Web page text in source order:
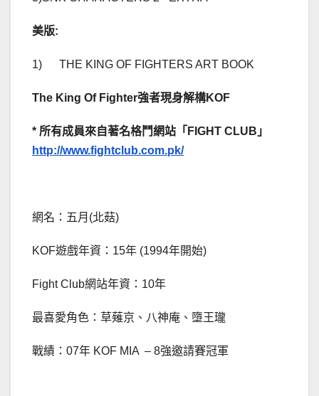
美版:
1) THE KING OF FIGHTERS ART BOOK
The King Of Fighter強者現身解構KOF
* 所有成員來自著名格鬥網站「 FIGHT CLUB 」
http://www.fightclub.com.pk/
網名：五月(北菇)
KOF遊戲年資：15年 (1994年開始)
Fight Club網站年資：10年
最喜愛角色：草薙京、八神庵、墮王瓏
戰績：07年 KOF MIA – 8強邀請賽冠軍